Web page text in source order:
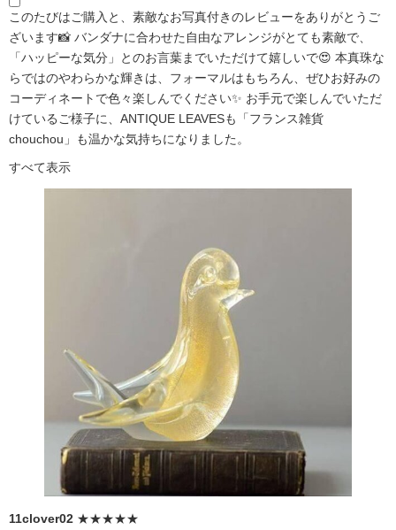
このたびはご購入と、素敵なお写真付きのレビューをありがとうご
ざいます📸 バンダナに合わせた自由なアレンジがとても素敵で、
「ハッピーな気分」とのお言葉までいただけて嬉しいで😍 本真珠な
らではのやわらかな輝きは、フォーマルはもちろん、ぜひお好みの
コーディネートで色々楽しんでください✨ お手元で楽しんでいただ
けているご様子に、ANTIQUE LEAVESも「フランス雑貨
chouchou」も温かな気持ちになりました。
すべて表示
11clover02 ★★★★★